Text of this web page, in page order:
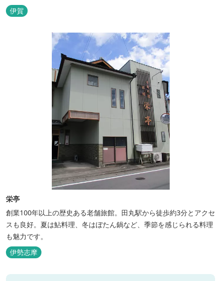
泉」は天然アルカリ泉。露天風呂から眺める湖は、遮るものがな
く、絶景と評判です。
伊賀
栄亭
創業100年以上の歴史ある老舗旅館。田丸駅から徒歩約3分とアクセ
スも良好。夏は鮎料理、冬はぼたん鍋など、季節を感じられる料理
も魅力です。
伊勢志摩